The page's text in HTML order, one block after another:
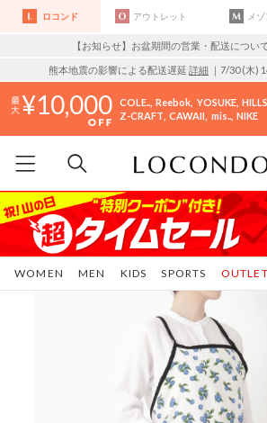
ロコンド アウトレット メゾ
【お知らせ】お盆期間の営業・配送につい
熊本地震の影響による配送遅延 詳細 ｜7/30 (木)
10,000 COLE.. Reebok YOSUKE
Z-CRAFT CAWAII mis.. NIKE
WOMEN MEN KIDS SPORTS OUTLET